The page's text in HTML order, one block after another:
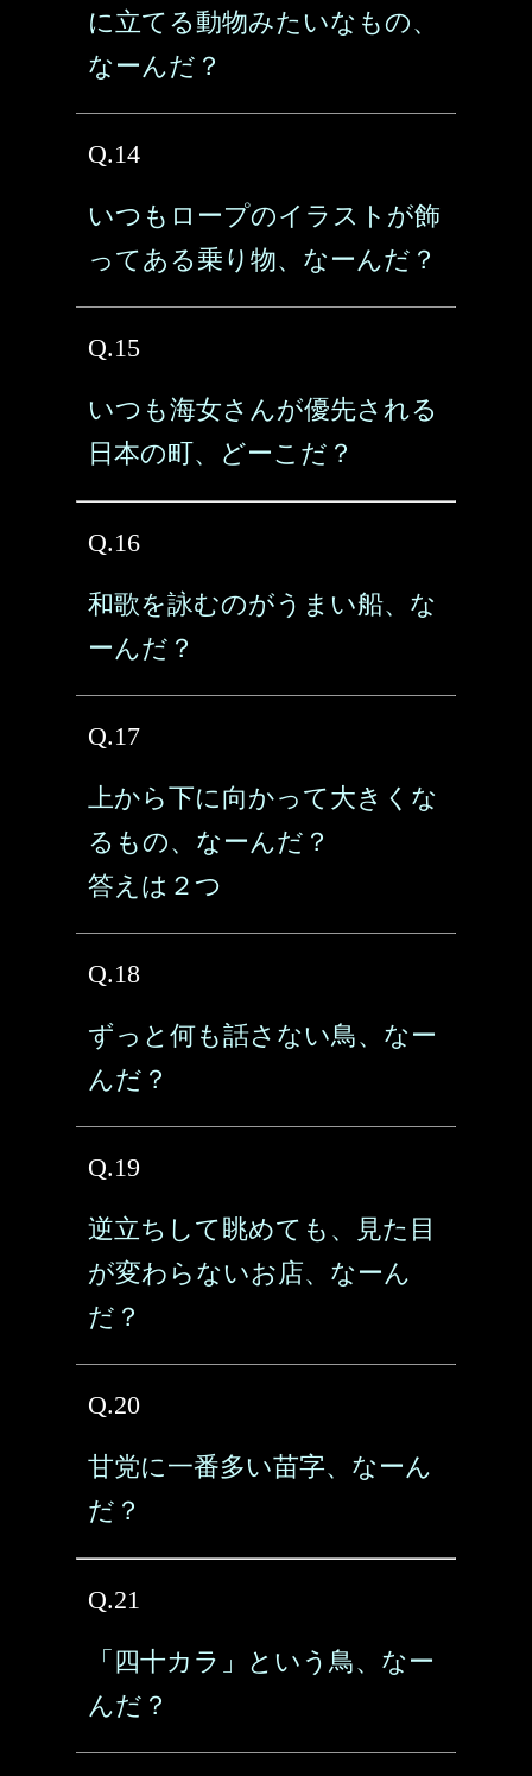
に立てる動物みたいなもの、
なーんだ？
Q.14
いつもロープのイラストが飾
ってある乗り物、なーんだ？
Q.15
いつも海女さんが優先される
日本の町、どーこだ？
Q.16
和歌を詠むのがうまい船、な
ーんだ？
Q.17
上から下に向かって大きくな
るもの、なーんだ？
答えは２つ
Q.18
ずっと何も話さない鳥、なー
んだ？
Q.19
逆立ちして眺めても、見た目
が変わらないお店、なーん
だ？
Q.20
甘党に一番多い苗字、なーん
だ？
Q.21
「四十カラ」という鳥、なー
んだ？